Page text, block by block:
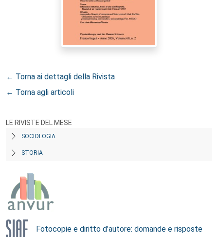
← Torna ai dettagli della Rivista
← Torna agli articoli
LE RIVISTE DEL MESE
SOCIOLOGIA
STORIA
Fotocopie e diritto d’autore: domande e risposte